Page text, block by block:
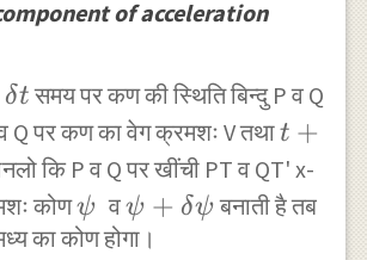
.1
}
of acceleration
δtसमय पर कण की स्थिति बिन्दु P व Q
Q पर कण का वेग क्रमशः V तथा
V
t +
कि P व Q पर खींची PT व QT' x-
कोण\psi
ψ व\psi
+\delta
ψ + δψबनाती है तब
का कोण होगा।